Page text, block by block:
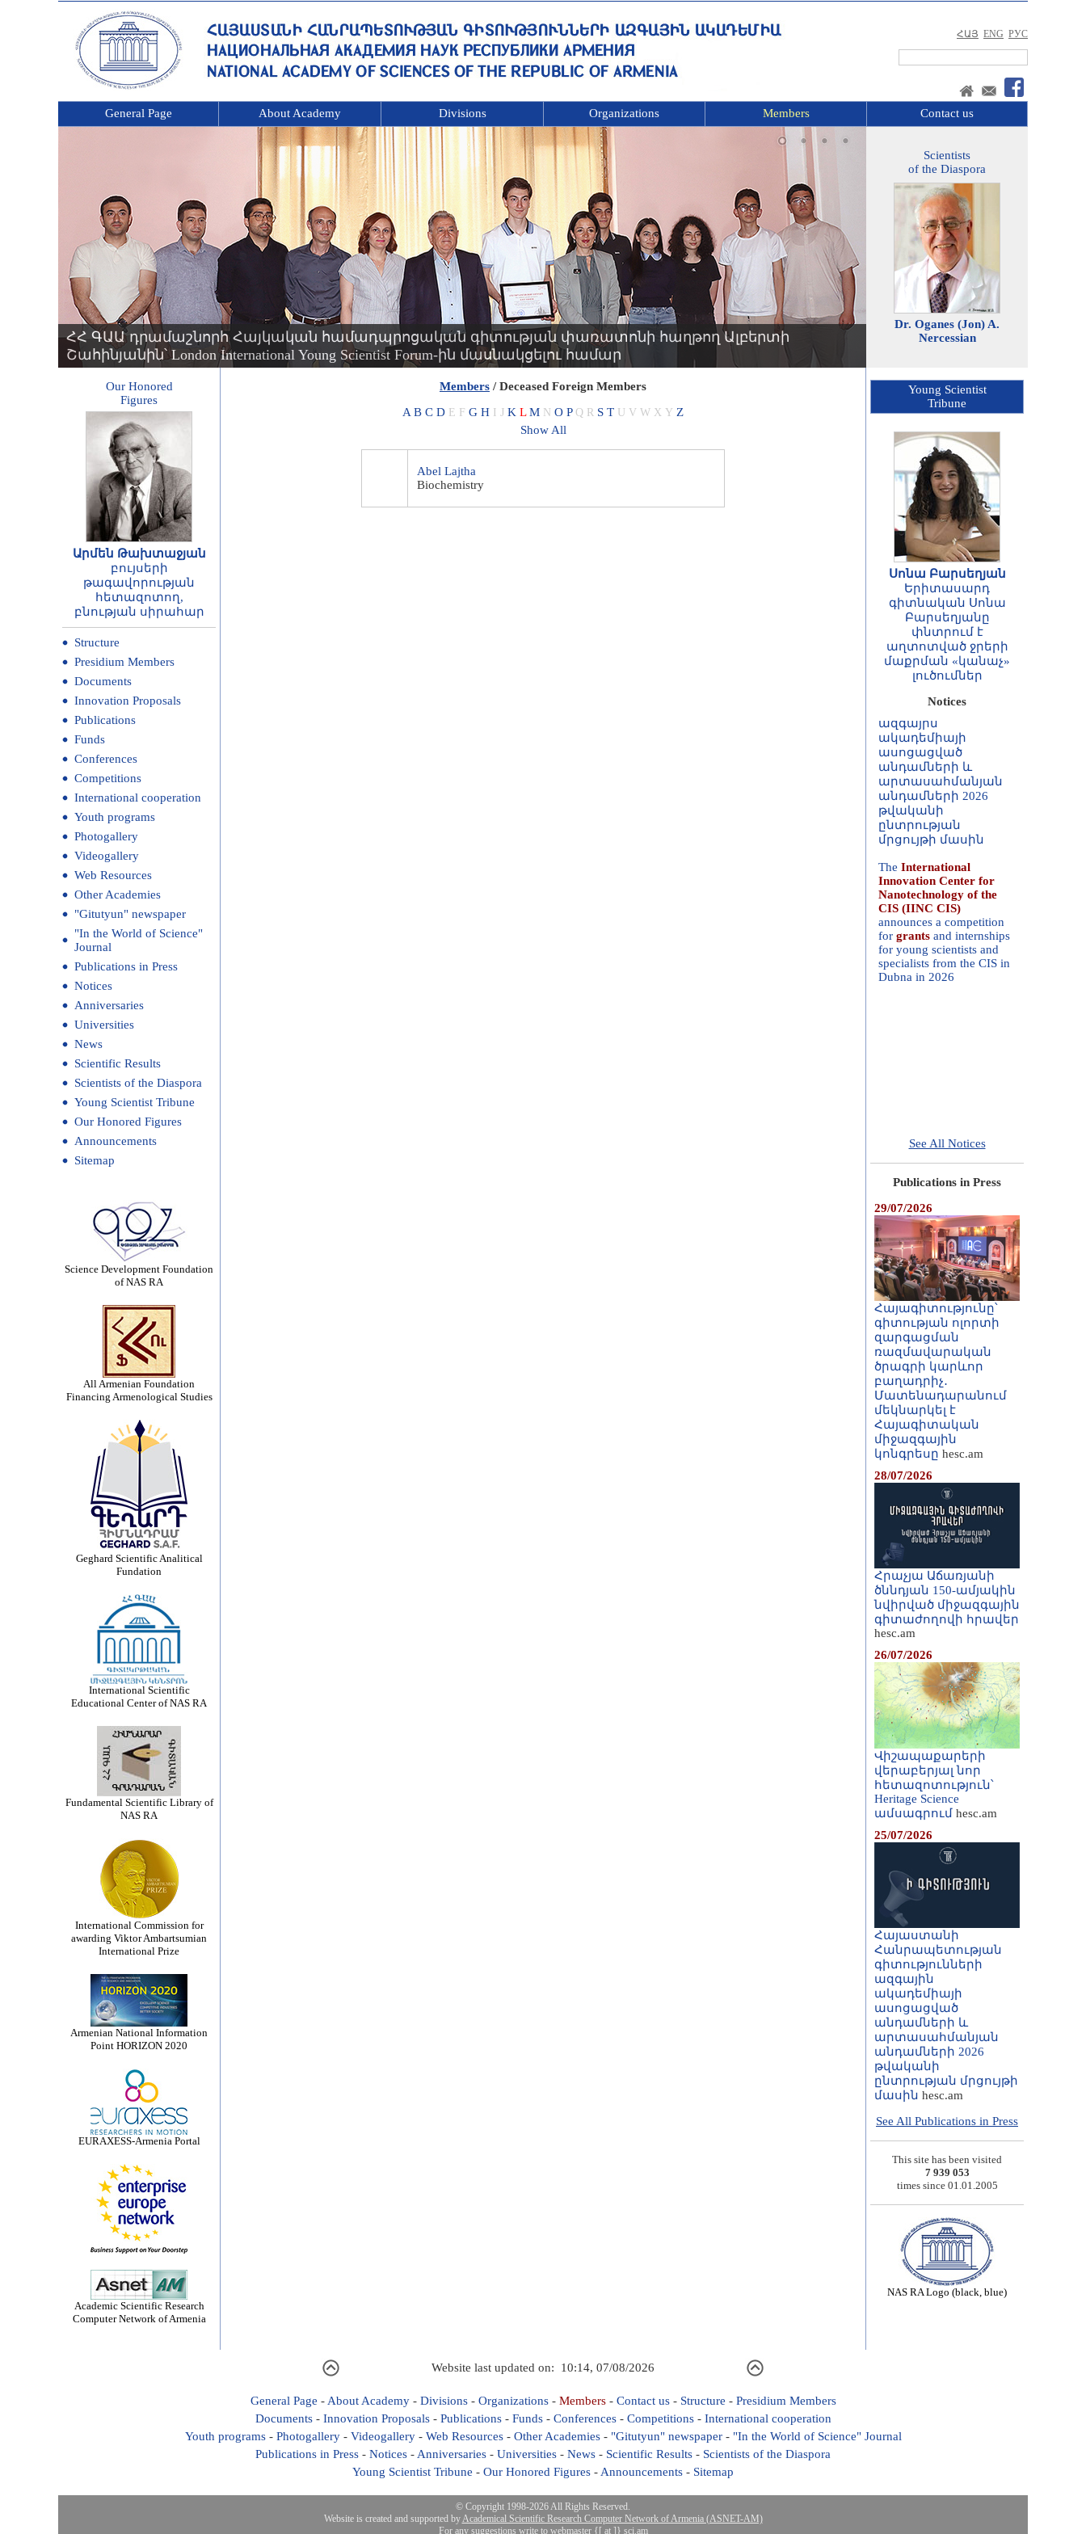
ՀԱՅ ENG РУС
General Page About Academy Divisions Organizations Members Contact us
ՀՀ ԳԱԱ դրամաշնորհ Հայկական համադպրոցական գիտության փառատոնի հաղթող Ալբերտի
Շահինյանին՝ London International Young Scientist Forum-ին մասնակցելու համար
Scientists
of the Diaspora
Dr. Oganes (Jon) A.
Nercessian
Our Honored
Figures
Արմեն Թախտաջյան
բույսերի
թագավորության
հետազոտող,
բնության սիրահար
Structure
Presidium Members
Documents
Innovation Proposals
Publications
Funds
Conferences
Competitions
International cooperation
Youth programs
Photogallery
Videogallery
Web Resources
Other Academies
"Gitutyun" newspaper
"In the World of Science"
Journal
Publications in Press
Notices
Anniversaries
Universities
News
Scientific Results
Scientists of the Diaspora
Young Scientist Tribune
Our Honored Figures
Announcements
Sitemap
Science Development Foundation
of NAS RA
All Armenian Foundation
Financing Armenological Studies
Geghard Scientific Analitical
Fundation
International Scientific
Educational Center of NAS RA
Fundamental Scientific Library of
NAS RA
International Commission for
awarding Viktor Ambartsumian
International Prize
Armenian National Information
Point HORIZON 2020
EURAXESS-Armenia Portal
Academic Scientific Research
Computer Network of Armenia
Members / Deceased Foreign Members
A B C D E F G H I J K L M N O P Q R S T U V W X Y Z
Show All
Abel Lajtha
Biochemistry
Young Scientist
Tribune
Սոնա Բարսեղյան
Երիտասարդ
գիտնական Սոնա
Բարսեղյանը
փնտրում է
աղտոտված ջրերի
մաքրման «կանաչ»
լուծումներ
Notices
ՀԱՅՏԱՐԱՐՈՒԹՅՈՒՆ
Հայաստանի
Հանրապետության
գիտությունների
ազգային
ասոցացված
անդամների և
արտասահմանյան
անդամների 2026
թվականի
ընտրության
մրցույթի մասին
TheInternational
Nanotechnology of the
CIS (IINC CIS)
announces a competition
forgrantsand internships
for young scientists and
specialists from the CIS in
Dubna in 2026
See All Notices
Publications in Press
29/07/2026
Հայագիտությունը՝
գիտության ոլորտի
զարգացման
ռազմավարական
ծրագրի կարևոր
բաղադրիչ․
Մատենադարանում
մեկնարկել է
Հայագիտական
միջազգային
կոնգրեսը hesc.am
28/07/2026
Հրաչյա Աճառյանի
ծննդյան 150-ամյակին
նվիրված միջազգային
գիտաժողովի հրավեր
hesc.am
26/07/2026
Վիշապաքարերի
վերաբերյալ նոր
հետազոտություն՝
Heritage Science
ամսագրում hesc.am
25/07/2026
Հայաստանի
Հանրապետության
գիտությունների
ազգային
ակադեմիայի
ասոցացված
անդամների և
արտասահմանյան
անդամների 2026
թվականի
ընտրության մրցույթի
մասին hesc.am
See All Publications in Press
This site has been visited
7 939 053
times since 01.01.2005
NAS RA Logo (black, blue)
Website last updated on: 10:14, 07/08/2026
General Page - About Academy- Divisions- Organizations- Members- Contact us- Structure - Presidium Members
Documents- Innovation Proposals- Publications- Funds- Conferences- Competitions- International cooperation
Youth programs- Photogallery- Videogallery- Web Resources- Other Academies- "Gitutyun" newspaper- "In the World of Science" Journal
Publications in Press - Notices - Anniversaries - Universities - News - Scientific Results - Scientists of the Diaspora
Young Scientist Tribune - Our Honored Figures - Announcements - Sitemap
© Copyright 1998-2026 All Rights Reserved.
Website is created and supported byAcademical Scientific Research Computer Network of Armenia (ASNET-AM)
For any suggestions write to webmaster {[ at ]} sci.am